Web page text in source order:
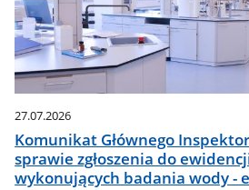
27.07.2026
Komunikat Głównego
sprawie zgłoszenia do
wykonujących badania wody -